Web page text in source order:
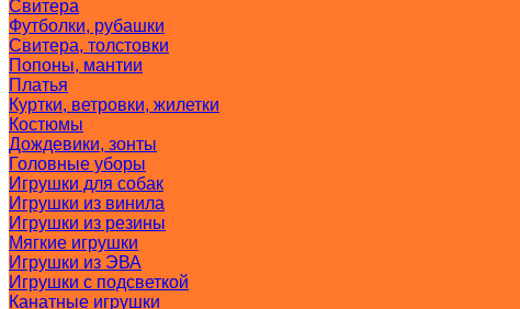
Свитера
Футболки, рубашки
Свитера, толстовки
Попоны, мантии
Платья
Куртки, ветровки, жилетки
Костюмы
Дождевики, зонты
Головные уборы
Игрушки для собак
Игрушки из винила
Игрушки из резины
Мягкие игрушки
Игрушки из ЭВА
Игрушки с подсветкой
Канатные игрушки